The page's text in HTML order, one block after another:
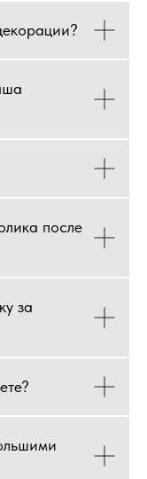
после
за